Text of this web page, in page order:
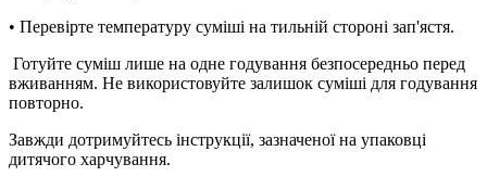
• Перевірте температуру суміші на тильній стороні зап'ястя.
Готуйте суміш лише на одне годування безпосередньо перед
вживанням. Не використовуйте залишок суміші для годування
повторно.
Завжди дотримуйтесь інструкції, зазначеної на упаковці
дитячого харчування.